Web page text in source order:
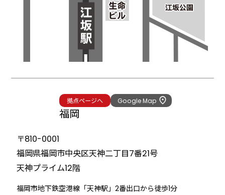
拠点ページへ Google Map
福岡
〒810-0001
福岡県福岡市中央区天神二丁目7番21号
天神プライム12階
福岡市地下鉄空港線「天神駅」2番出口から徒歩1分